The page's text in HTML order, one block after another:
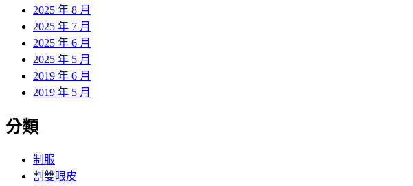
2025 年 8 月
2025 年 7 月
2025 年 6 月
2025 年 5 月
2019 年 6 月
2019 年 5 月
分類
制服
割雙眼皮